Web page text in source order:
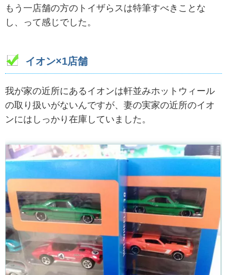
もう一店舗の方のトイザらスは特筆すべきことな
し、って感じでした。
イオン×1店舗
我が家の近所にあるイオンは軒並みホットウィール
の取り扱いがないんですが、妻の実家の近所のイオ
ンにはしっかり在庫していました。